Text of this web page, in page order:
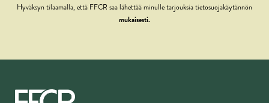
Hyväksyn tilaamalla, että FFCR saa lähettää minulle tarjouksia tietosuojakäytännön
mukaisesti.